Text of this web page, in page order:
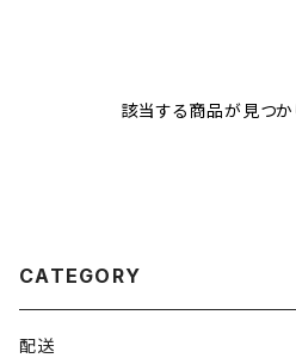
該当する商品が見つか
CATEGORY
配送